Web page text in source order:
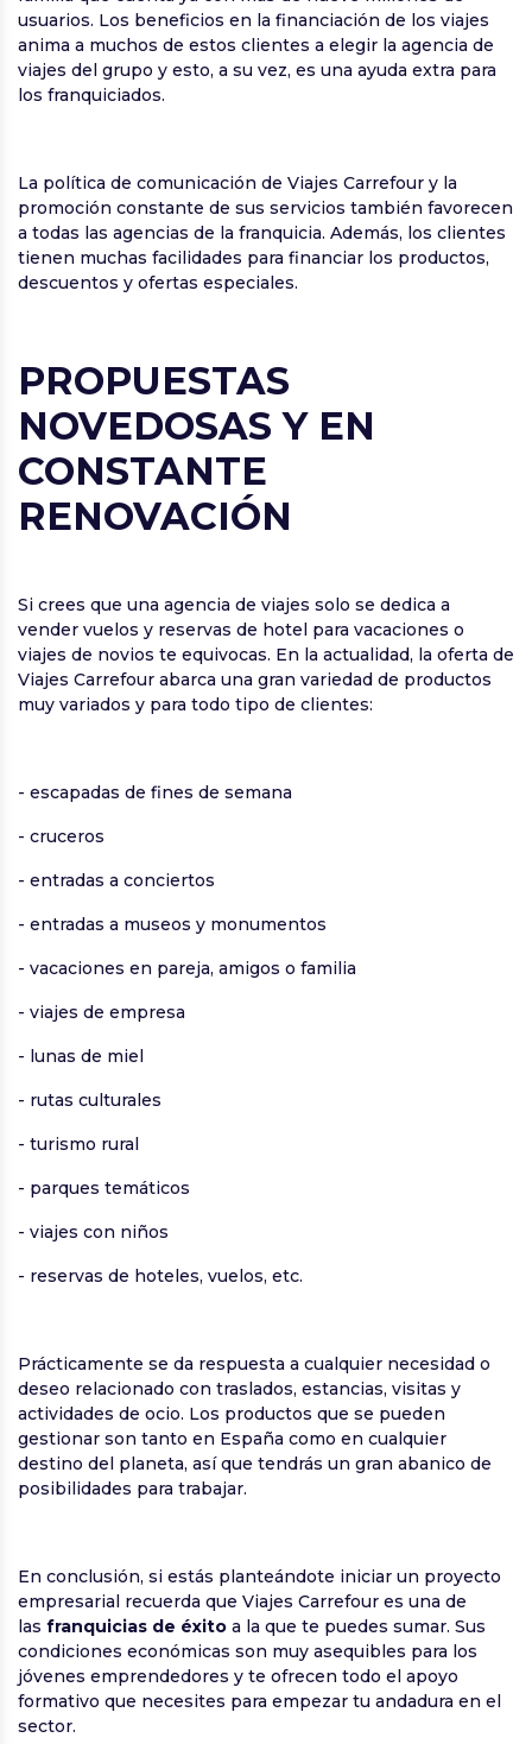
usuarios. Los beneficios en la financiación de los viajes
anima a muchos de estos clientes a elegir la agencia de
viajes del grupo y esto, a su vez, es una ayuda extra para
los franquiciados.
La política de comunicación de Viajes Carrefour y la
promoción constante de sus servicios también favorecen
a todas las agencias de la franquicia. Además, los clientes
tienen muchas facilidades para financiar los productos,
descuentos y ofertas especiales.
PROPUESTAS
NOVEDOSAS Y EN
CONSTANTE
RENOVACIÓN
Si crees que una agencia de viajes solo se dedica a
vender vuelos y reservas de hotel para vacaciones o
viajes de novios te equivocas. En la actualidad, la oferta de
Viajes Carrefour abarca una gran variedad de productos
muy variados y para todo tipo de clientes:
- escapadas de fines de semana
- cruceros
- entradas a conciertos
- entradas a museos y monumentos
- vacaciones en pareja, amigos o familia
- viajes de empresa
- lunas de miel
- rutas culturales
- turismo rural
- parques temáticos
- viajes con niños
- reservas de hoteles, vuelos, etc.
Prácticamente se da respuesta a cualquier necesidad o
deseo relacionado con traslados, estancias, visitas y
actividades de ocio. Los productos que se pueden
gestionar son tanto en España como en cualquier
destino del planeta, así que tendrás un gran abanico de
posibilidades para trabajar.
En conclusión, si estás planteándote iniciar un proyecto
empresarial recuerda que Viajes Carrefour es una de
las franquicias de éxito a la que te puedes sumar. Sus
condiciones económicas son muy asequibles para los
jóvenes emprendedores y te ofrecen todo el apoyo
formativo que necesites para empezar tu andadura en el
sector.